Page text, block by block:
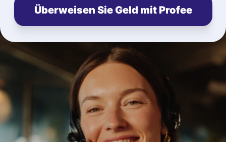
Überweisen Sie Geld mit Profee